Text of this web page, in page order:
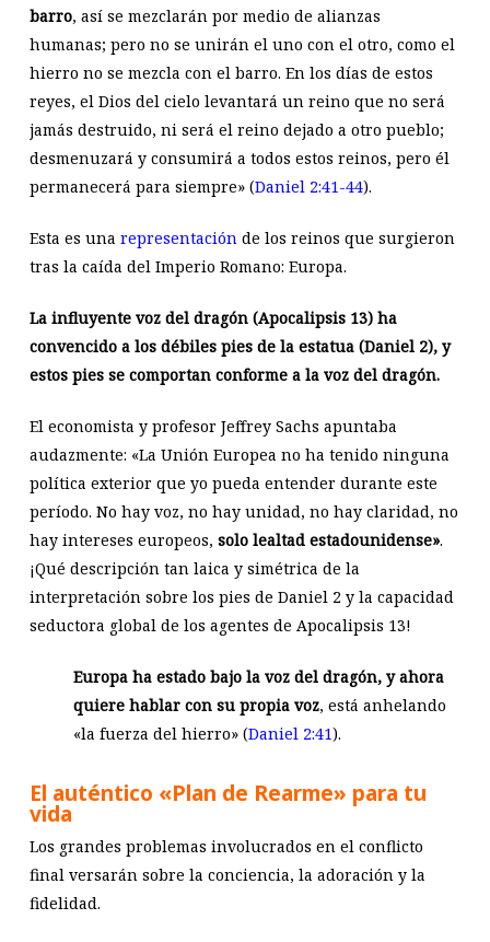
barro, así se mezclarán por medio de alianzas
humanas; pero no se unirán el uno con el otro, como el
hierro no se mezcla con el barro. En los días de estos
reyes, el Dios del cielo levantará un reino que no será
jamás destruido, ni será el reino dejado a otro pueblo;
desmenuzará y consumirá a todos estos reinos, pero él
permanecerá para siempre» (Daniel 2:41-44).
Esta es una representaciónde los reinos que surgieron
tras la caída del Imperio Romano: Europa.
La influyente voz del dragón (Apocalipsis 13) ha
convencido a los débiles pies de la estatua (Daniel 2), y
estos pies se comportan conforme a la voz del dragón.
El economista y profesor Jeffrey Sachs apuntaba
audazmente: «La Unión Europea no ha tenido ninguna
política exterior que yo pueda entender durante este
período. No hay voz, no hay unidad, no hay claridad, no
hay intereses europeos, solo lealtad estadounidense».
¡Qué descripción tan laica y simétrica de la
interpretación sobre los pies de Daniel 2 y la capacidad
seductora global de los agentes de Apocalipsis 13!
Europa ha estado bajo la voz del dragón, y ahora
quiere hablar con su propia voz, está anhelando
«la fuerza del hierro» (Daniel 2:41).
El auténtico «Plan de Rearme» para tu
vida
Los grandes problemas involucrados en el conflicto
final versarán sobre la conciencia, la adoración y la
fidelidad.